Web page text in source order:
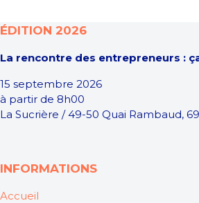
ÉDITION 2026
La rencontre des entrepreneurs :
15 septembre 2026
à partir de 8h00
La Sucrière / 49-50 Quai Rambaud,
INFORMATIONS
Accueil